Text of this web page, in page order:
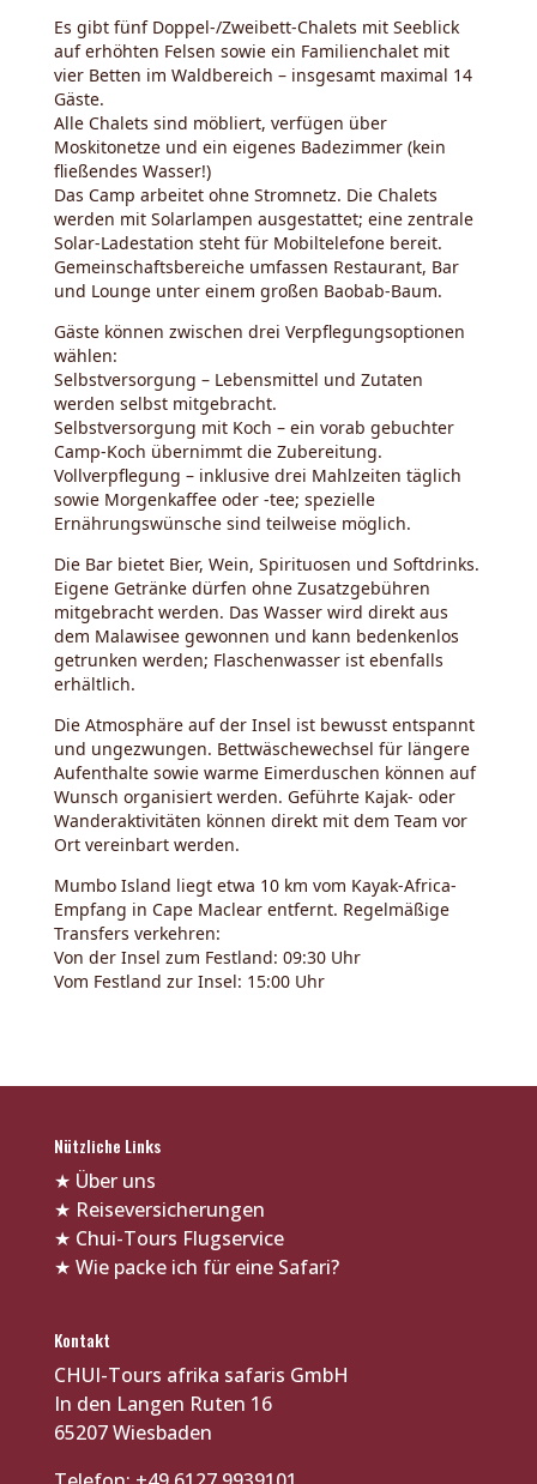
Es gibt fünf Doppel-/Zweibett-Chalets mit Seeblick
auf erhöhten Felsen sowie ein Familienchalet mit
vier Betten im Waldbereich – insgesamt maximal 14
Gäste.
Alle Chalets sind möbliert, verfügen über
Moskitonetze und ein eigenes Badezimmer (kein
fließendes Wasser!)
Das Camp arbeitet ohne Stromnetz. Die Chalets
werden mit Solarlampen ausgestattet; eine zentrale
Solar-Ladestation steht für Mobiltelefone bereit.
Gemeinschaftsbereiche umfassen Restaurant, Bar
und Lounge unter einem großen Baobab-Baum.
Gäste können zwischen drei Verpflegungsoptionen
wählen:
Selbstversorgung – Lebensmittel und Zutaten
werden selbst mitgebracht.
Selbstversorgung mit Koch – ein vorab gebuchter
Camp-Koch übernimmt die Zubereitung.
Vollverpflegung – inklusive drei Mahlzeiten täglich
sowie Morgenkaffee oder -tee; spezielle
Ernährungswünsche sind teilweise möglich.
Die Bar bietet Bier, Wein, Spirituosen und Softdrinks.
Eigene Getränke dürfen ohne Zusatzgebühren
mitgebracht werden. Das Wasser wird direkt aus
dem Malawisee gewonnen und kann bedenkenlos
getrunken werden; Flaschenwasser ist ebenfalls
erhältlich.
Die Atmosphäre auf der Insel ist bewusst entspannt
und ungezwungen. Bettwäschewechsel für längere
Aufenthalte sowie warme Eimerduschen können auf
Wunsch organisiert werden. Geführte Kajak- oder
Wanderaktivitäten können direkt mit dem Team vor
Ort vereinbart werden.
Mumbo Island liegt etwa 10 km vom Kayak-Africa-
Empfang in Cape Maclear entfernt. Regelmäßige
Transfers verkehren:
Von der Insel zum Festland: 09:30 Uhr
Vom Festland zur Insel: 15:00 Uhr
Nützliche Links
★ Über uns
★ Reiseversicherungen
★ Chui-Tours Flugservice
★ Wie packe ich für eine Safari?
Kontakt
CHUI-Tours afrika safaris GmbH
In den Langen Ruten 16
65207 Wiesbaden